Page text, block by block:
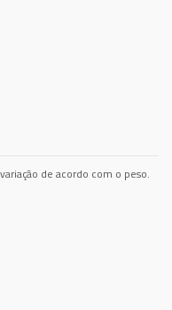
de acordo com o peso.